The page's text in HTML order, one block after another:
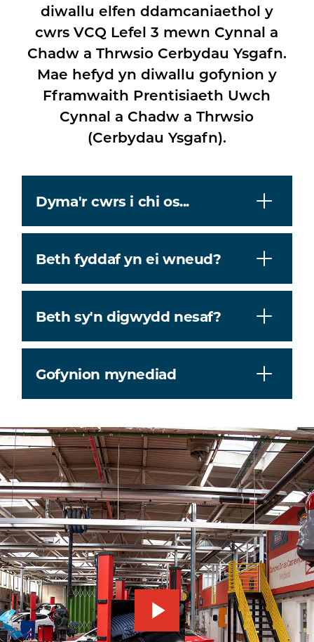
diwallu elfen ddamcaniaethol y
cwrs VCQ Lefel 3 mewn Cynnal a
Chadw a Thrwsio Cerbydau Ysgafn.
Mae hefyd yn diwallu gofynion y
Fframwaith Prentisiaeth Uwch
Cynnal a Chadw a Thrwsio
(Cerbydau Ysgafn).
Dyma'r cwrs i chi os...
Beth fyddaf yn ei wneud?
Beth sy'n digwydd nesaf?
Gofynion mynediad